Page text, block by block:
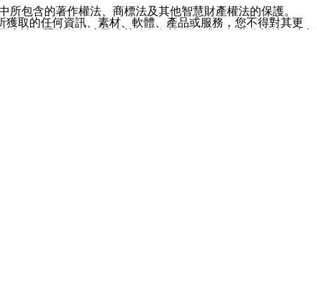
包含的著作權法、商標法及其他智慧財產權法的保護。
取的任何資訊、素材、軟體、產品或服務，您不得對其更